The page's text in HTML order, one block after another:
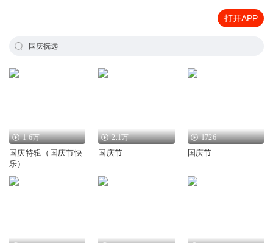
打开APP
国庆抚远
1.6万
国庆特辑（国庆节快
乐）
2.1万
国庆节
1726
国庆节